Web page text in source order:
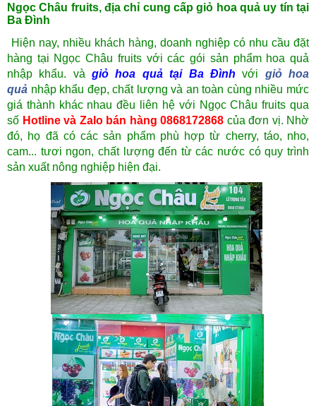
Ngọc Châu fruits, địa chỉ cung cấp giỏ hoa quả uy tín tại
Ba Đình
Hiện nay, nhiều khách hàng, doanh nghiệp có nhu cầu đặt
hàng tại Ngọc Châu fruits với các gói sản phẩm hoa quả
nhập khẩu. vàgiỏ hoa quả tại Ba Đình với
giỏ hoa
quả nhập khẩu đẹp, chất lượng và an toàn cùng nhiều mức
giá thành khác nhau đều liên hệ với Ngọc Châu fruits qua
số Hotline và Zalo bán hàng 0868172868 của đơn vị. Nhờ
đó, họ đã có các sản phẩm phù hợptừ cherry, táo, nho,
cam... tươi ngon, chất lượng đến từ các nước có quy trình
sản xuất nông nghiệp hiện đại.